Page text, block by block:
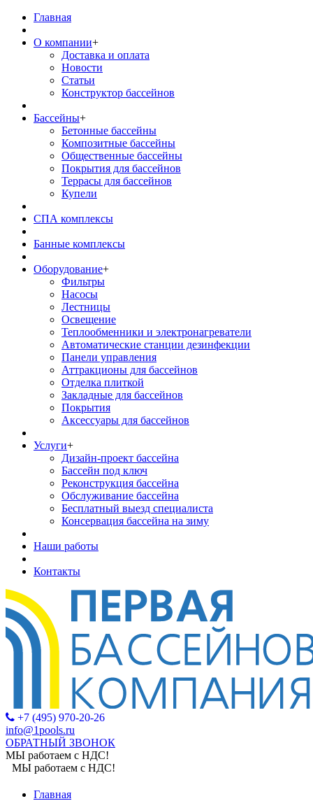
Главная
О компании+
Доставка и оплата
Новости
Статьи
Конструктор бассейнов
Бассейны+
Бетонные бассейны
Композитные бассейны
Общественные бассейны
Покрытия для бассейнов
Террасы для бассейнов
Купели
СПА комплексы
Банные комплексы
Оборудование+
Фильтры
Насосы
Лестницы
Освещение
Теплообменники и электронагреватели
Автоматические станции дезинфекции
Панели управления
Аттракционы для бассейнов
Отделка плиткой
Закладные для бассейнов
Покрытия
Аксессуары для бассейнов
Услуги+
Дизайн-проект бассейна
Бассейн под ключ
Реконструкция бассейна
Обслуживание бассейна
Бесплатный выезд специалиста
Консервация бассейна на зиму
Наши работы
Контакты
+7 (495) 970-20-26
info@1pools.ru
ОБРАТНЫЙ ЗВОНОК
МЫ работаем с НДС!
МЫ работаем с НДС!
Главная